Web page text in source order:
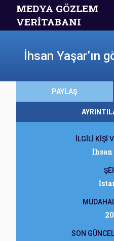
MEDYA GÖZLEM
VERİTABANI
İhsan Yaşar’ın
PAYLAŞ
İLGİLİ KİŞİ
İhsan
SON